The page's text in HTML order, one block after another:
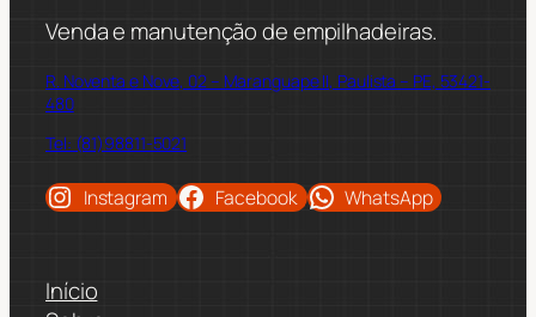
Venda e manutenção de empilhadeiras.
R. Noventa e Nove, 02 – Maranguape II, Paulista – PE, 53421-
480
Tel: (81)98811-5021
Instagram Facebook WhatsApp
Início